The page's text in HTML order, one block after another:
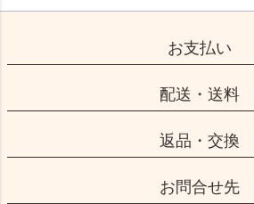
お支払い
配送・送料
返品・交換
お問合せ先